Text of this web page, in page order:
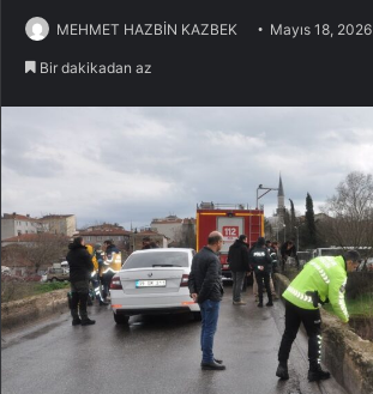
MEHMET HAZBİN KAZBEK Mayıs 18, 2026
Bir dakikadan az